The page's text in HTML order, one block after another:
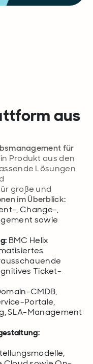
aus
für
Produkt aus den
Lösungen
große und
im Überblick:
, Change-,
sowie
BMC Helix
Ticket-
CMDB,
Portale,
SLA-Management